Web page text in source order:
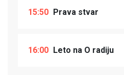
15:50 Prava stvar
16:00 Leto na O radiju